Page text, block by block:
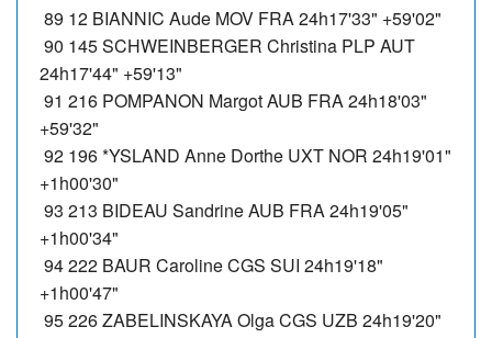
89 12 BIANNIC Aude MOV FRA 24h17'33" +59'02"
90 145 SCHWEINBERGER Christina PLP AUT
24h17'44" +59'13"
91 216 POMPANON Margot AUB FRA 24h18'03"
+59'32"
92 196 *YSLAND Anne Dorthe UXT NOR 24h19'01"
+1h00'30"
93 213 BIDEAU Sandrine AUB FRA 24h19'05"
+1h00'34"
94 222 BAUR Caroline CGS SUI 24h19'18"
+1h00'47"
95 226 ZABELINSKAYA Olga CGS UZB 24h19'20"